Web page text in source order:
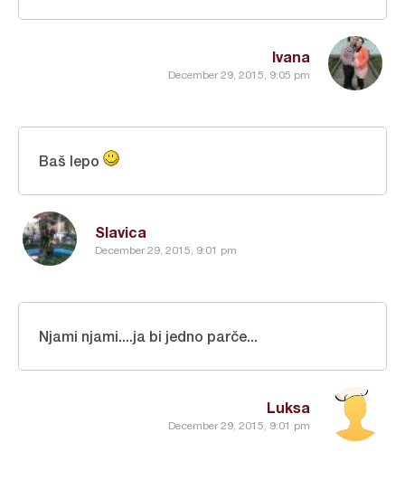
Ivana
December 29, 2015, 9:05 pm
Slavica
December 29, 2015, 9:01 pm
Baš lepo
Luksa
December 29, 2015, 9:01 pm
Njami njami....ja bi jedno parče...